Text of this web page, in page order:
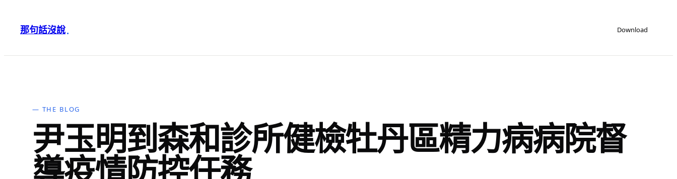
要
那句話沒說· Download
— THE BLOG
尹玉明到森和診所健檢牡丹區精力病病院督
導疫情防控任務